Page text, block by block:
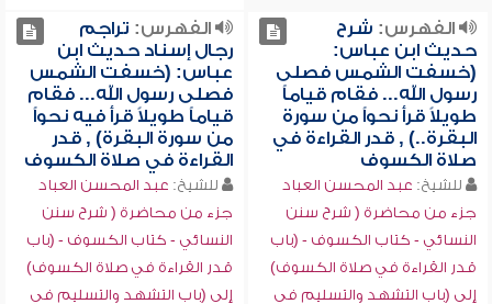
الفهرس: شرح
حديث ابن عباس:
(خسفت الشمس فصلى
رسول الله... فقام قياماً
طويلاً قرأ نحواً من سورة
البقرة..) , قدر القراءة في
صلاة الكسوف
للشيخ: عبد المحسن العباد
جزء من محاضرة ( شرح سنن
النسائي - كتاب الكسوف - (باب
قدر القراءة في صلاة الكسوف)
إلى (باب التشهد والتسليم في
الفهرس: تراجم
رجال إسناد حديث ابن
عباس: (خسفت الشمس
فصلى رسول الله... فقام
قياماً طويلاً قرأ فيه نحواً
من سورة البقرة) , قدر
القراءة في صلاة الكسوف
للشيخ: عبد المحسن العباد
جزء من محاضرة ( شرح سنن
النسائي - كتاب الكسوف - (باب
قدر القراءة في صلاة الكسوف)
إلى (باب التشهد والتسليم في